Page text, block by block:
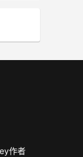
作者